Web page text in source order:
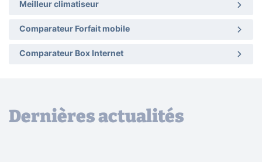
Meilleur climatiseur
Comparateur Forfait mobile
Comparateur Box Internet
Dernières actualités